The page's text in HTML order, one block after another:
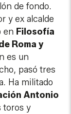
de fondo.
y ex alcalde
en Filosofía
Roma y
es un
pasó tres
Ha militado
Antonio
toros y